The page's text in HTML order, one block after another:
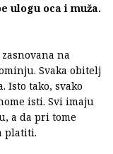
ulogu oca i muža.
na
Svaka obitelj
Isto tako, svako
isti. Svi imaju
a da pri tome
platiti.